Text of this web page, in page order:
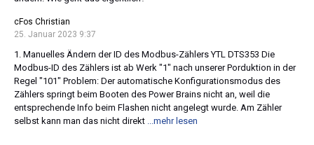
cFos Christian
25. Januar 2023 9:37
1. Manuelles Ändern der ID des Modbus-Zählers YTL DTS353 Die
Modbus-ID des Zählers ist ab Werk "1" nach unserer Porduktion in der
Regel "101" Problem: Der automatische Konfigurationsmodus des
Zählers springt beim Booten des Power Brains nicht an, weil die
entsprechende Info beim Flashen nicht angelegt wurde. Am Zähler
selbst kann man das nicht direkt ...mehr lesen